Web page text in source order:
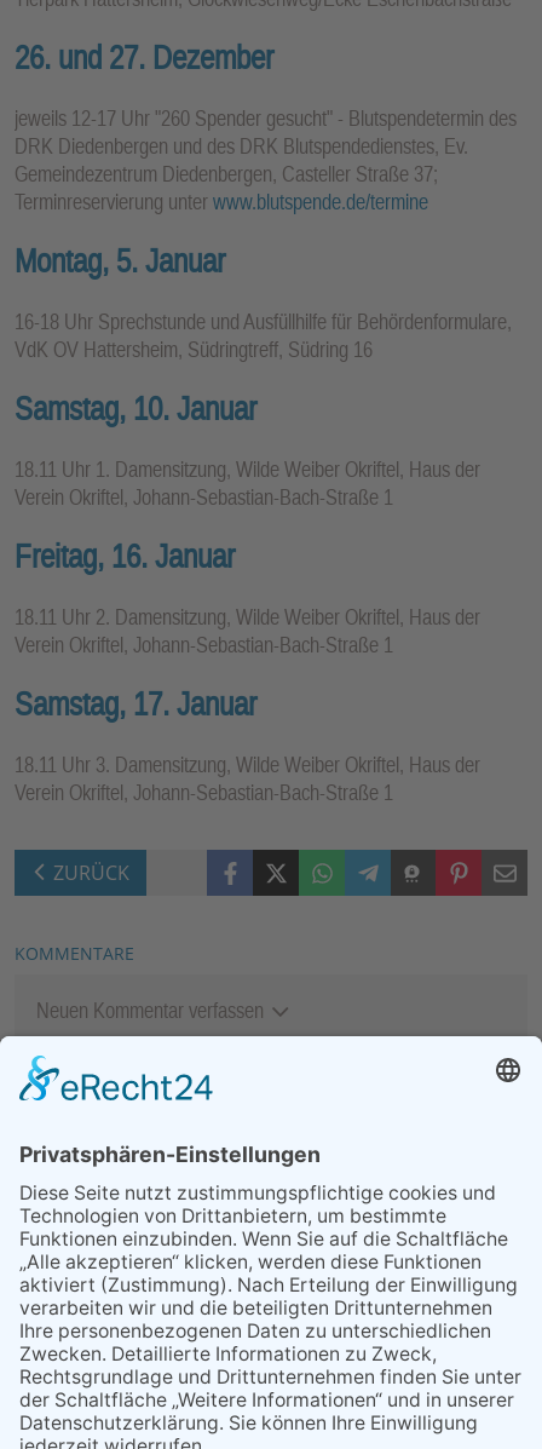
26. und 27. Dezember
jeweils 12-17 Uhr "260 Spender gesucht" - Blutspendetermin des
DRK Diedenbergen und des DRK Blutspendedienstes, Ev.
Gemeindezentrum Diedenbergen, Casteller Straße 37;
Terminreservierung unterwww.blutspende.de/termine
Montag, 5. Januar
16-18 Uhr Sprechstunde und Ausfüllhilfe für Behördenformulare,
VdK OV Hattersheim, Südringtreff, Südring 16
Samstag, 10. Januar
18.11 Uhr 1. Damensitzung, Wilde Weiber Okriftel, Haus der
Verein Okriftel, Johann-Sebastian-Bach-Straße 1
Freitag, 16. Januar
18.11 Uhr 2. Damensitzung, Wilde Weiber Okriftel, Haus der
Verein Okriftel, Johann-Sebastian-Bach-Straße 1
Samstag, 17. Januar
18.11 Uhr 3. Damensitzung, Wilde Weiber Okriftel, Haus der
Verein Okriftel, Johann-Sebastian-Bach-Straße 1
ZURÜCK FacebookX (Twitter)WhatsAppTelegramThreemaPinterestMail
KOMMENTARE
Neuen Kommentar verfassen
MEIST GELESEN
07.08.2026
„Männerschuppen“ stellt sich
vor
29.05.2026
Was Tschernobyl vor 40
Jahren für Kriftel bedeutete
07.08.2026
Polizeibericht
06.08.2026
13. Folk- & Bluesfestival
kehrt zurück zu seinen
Wurzeln
07.08.2026
Packende Mixed Duelle beim
KTC